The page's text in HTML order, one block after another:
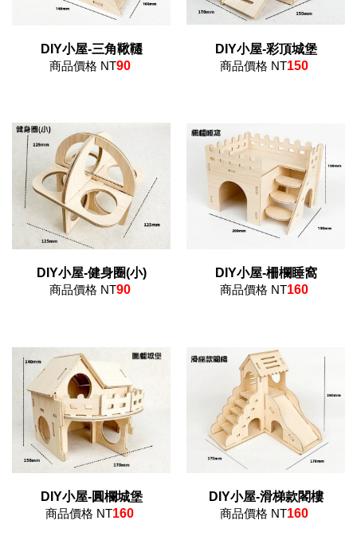
DIY小屋-三角鞦韆
商品價格 NT90
DIY小屋-彩頂城堡
商品價格 NT150
DIY小屋-健身圈(小)
商品價格 NT90
DIY小屋-柵欄睡窩
商品價格 NT160
DIY小屋-圓欄城堡
商品價格 NT160
DIY小屋-滑梯款閣樓
商品價格 NT160